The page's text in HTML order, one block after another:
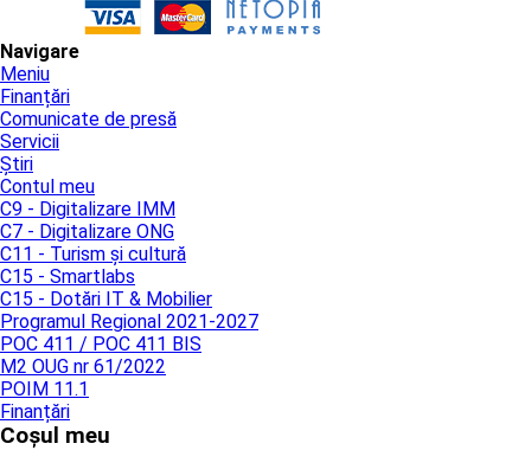
Navigare
Meniu
Finanțări
Comunicate de presă
Servicii
Știri
Contul meu
C9 - Digitalizare IMM
C7 - Digitalizare ONG
C11 - Turism și cultură
C15 - Smartlabs
C15 - Dotări IT & Mobilier
Programul Regional 2021-2027
POC 411 / POC 411 BIS
M2 OUG nr 61/2022
POIM 11.1
Finanțări
Coșul meu